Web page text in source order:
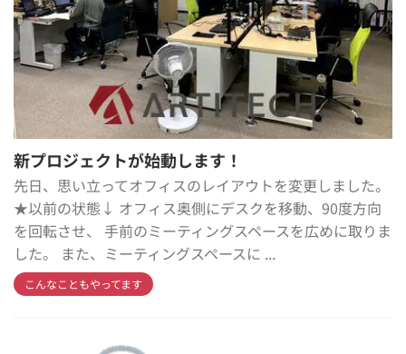
新プロジェクトが始動します！
先日、思い立ってオフィスのレイアウトを変更しました。
★以前の状態↓ オフィス奥側にデスクを移動、90度方向
を回転させ、 手前のミーティングスペースを広めに取りま
した。 また、ミーティングスペースに ...
こんなこともやってます